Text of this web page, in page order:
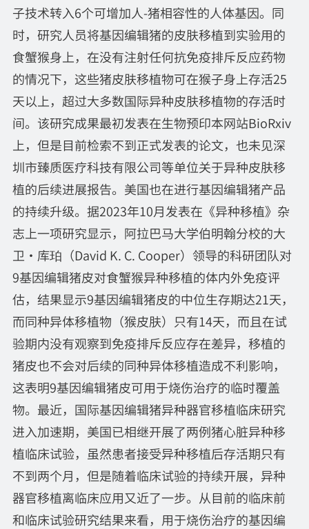
子技术转入6个可增加人-猪相容性的人体基因。同
时，研究人员将基因编辑猪的皮肤移植到实验用的
食蟹猴身上，在没有注射任何抗免疫排斥反应药物
的情况下，这些猪皮肤移植物可在猴子身上存活25
天以上，超过大多数国际异种皮肤移植物的存活时
间。该研究成果最初发表在生物预印本网站BioRxiv
上，但是目前检索不到正式发表的论文，也未见深
圳市臻质医疗科技有限公司等单位关于异种皮肤移
植的后续进展报告。美国也在进行基因编辑猪产品
的持续升级。据2023年10月发表在《异种移植》杂
志上一项研究显示，阿拉巴马大学伯明翰分校的大
卫·库珀（David K. C. Cooper）领导的科研团队对
9基因编辑猪皮对食蟹猴异种移植的体内外免疫评
估，结果显示9基因编辑猪皮的中位生存期达21天，
而同种异体移植物（猴皮肤）只有14天，而且在试
验期内没有观察到免疫排斥反应存在差异，移植的
猪皮也不会对后续的同种异体移植造成不利影响，
这表明9基因编辑猪皮可用于烧伤治疗的临时覆盖
物。最近，国际基因编辑猪异种器官移植临床研究
进入加速期，美国已相继开展了两例猪心脏异种移
植临床试验，虽然患者接受异种移植后存活期只有
不到两个月，但是随着临床试验的持续开展，异种
器官移植离临床应用又近了一步。从目前的临床前
和临床试验研究结果来看，用于烧伤治疗的基因编